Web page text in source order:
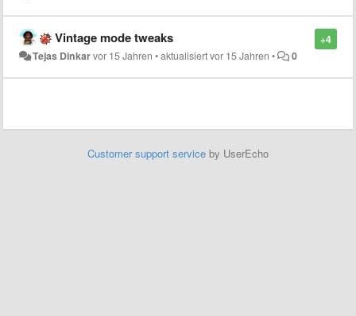
+4
Vintage mode tweaks
Tejas Dinkarvor 15 Jahren •aktualisiertvor 15 Jahren • 0
Customer support service by UserEcho